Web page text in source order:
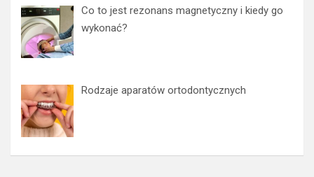
Co to jest rezonans magnetyczny i kiedy go
wykonać?
Rodzaje aparatów ortodontycznych